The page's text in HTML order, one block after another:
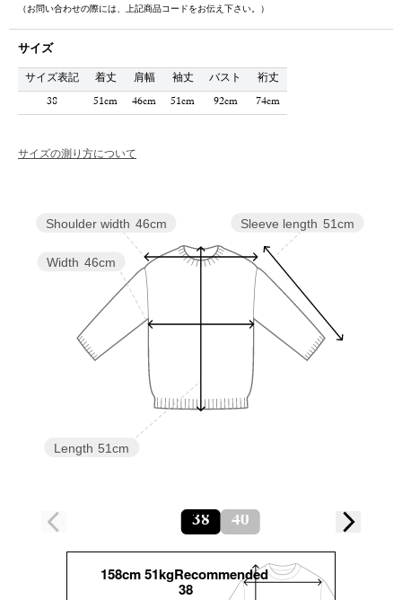
（お問い合わせの際には、上記商品コードをお伝え下さい。）
サイズ
サイズ表記 着丈 肩幅 袖丈 バスト
裄丈
38
51cm 46cm 51cm 92cm 74cm
サイズの測り方について
Sleeve length 51cm
Length 51cm
Width 46cm
Shoulder width 46cm
38 40
158cm 51kgRecommended
38